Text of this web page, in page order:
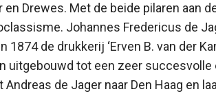
Drewes. Met de beide pilaren aan
Johannes Fredericus de
de drukkerij ‘Erven B. van der
uitgebouwd tot een zeer succesvolle
de Jager naar Den Haag en